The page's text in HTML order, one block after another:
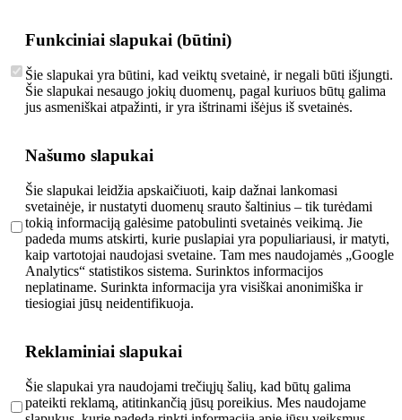
Funkciniai slapukai (būtini)
Šie slapukai yra būtini, kad veiktų svetainė, ir negali būti išjungti.
Šie slapukai nesaugo jokių duomenų, pagal kuriuos būtų galima
jus asmeniškai atpažinti, ir yra ištrinami išėjus iš svetainės.
Našumo slapukai
Šie slapukai leidžia apskaičiuoti, kaip dažnai lankomasi
svetainėje, ir nustatyti duomenų srauto šaltinius – tik turėdami
tokią informaciją galėsime patobulinti svetainės veikimą. Jie
padeda mums atskirti, kurie puslapiai yra populiariausi, ir matyti,
kaip vartotojai naudojasi svetaine. Tam mes naudojamės „Google
Analytics“ statistikos sistema. Surinktos informacijos
neplatiname. Surinkta informacija yra visiškai anonimiška ir
tiesiogiai jūsų neidentifikuoja.
Reklaminiai slapukai
Šie slapukai yra naudojami trečiųjų šalių, kad būtų galima
pateikti reklamą, atitinkančią jūsų poreikius. Mes naudojame